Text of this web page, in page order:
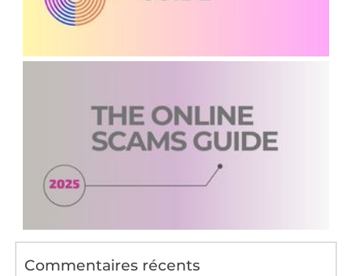
Commentaires récents